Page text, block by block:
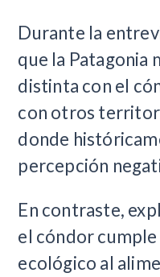
Durante la
que la Patagonia
distinta con el
con otros
donde
percepción
En contraste,
el cóndor
ecológico al